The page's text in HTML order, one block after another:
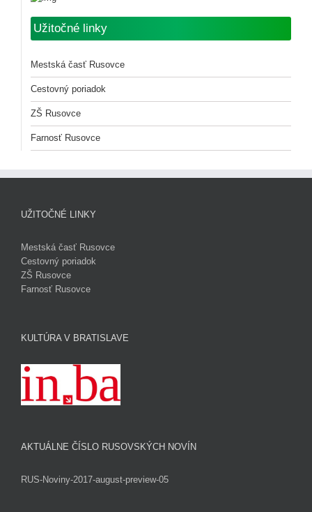
Užitočné linky
Mestská časť Rusovce
Cestovný poriadok
ZŠ Rusovce
Farnosť Rusovce
UŽITOČNÉ LINKY
Mestská časť Rusovce
Cestovný poriadok
ZŠ Rusovce
Farnosť Rusovce
KULTÚRA V BRATISLAVE
AKTUÁLNE ČÍSLO RUSOVSKÝCH NOVÍN
RUS-Noviny-2017-august-preview-05